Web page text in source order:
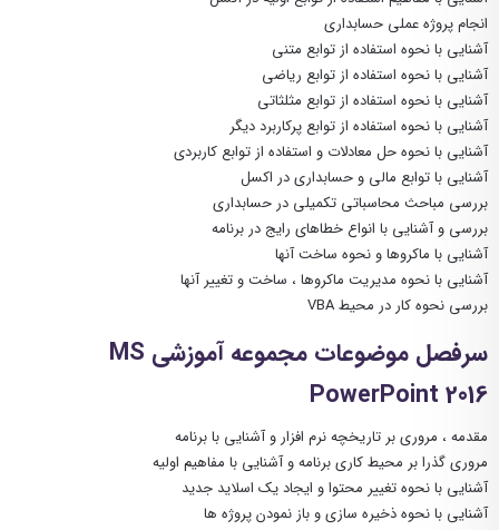
انجام پروژه عملی حسابداری
آشنایی با نحوه استفاده از توابع متنی
آشنایی با نحوه استفاده از توابع ریاضی
آشنایی با نحوه استفاده از توابع مثلثاتی
آشنایی با نحوه استفاده از توابع پرکاربرد دیگر
آشنایی با نحوه حل معادلات و استفاده از توابع کاربردی
آشنایی با توابع مالی و حسابداری در اکسل
بررسی مباحث محاسباتی تکمیلی در حسابداری
بررسی و آشنایی با انواع خطاهای رایج در برنامه
آشنایی با ماکروها و نحوه ساخت آنها
آشنایی با نحوه مدیریت ماکروها ، ساخت و تغییر آنها
بررسی نحوه کار در محیط VBA
سرفصل موضوعات مجموعه آموزشی MS
PowerPoint 2016
مقدمه ، مروری بر تاریخچه نرم افزار و آشنایی با برنامه
مروری گذرا بر محیط کاری برنامه و آشنایی با مفاهیم اولیه
آشنایی با نحوه تغییر محتوا و ایجاد یک اسلاید جدید
آشنایی با نحوه ذخیره سازی و باز نمودن پروژه ها